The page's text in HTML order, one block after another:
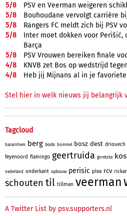
5/8
PSV en Veerman weigeren
5/8
Bouhoudane vervolgt carrière
5/8
Rangers FC meldt zich bij PSV
5/8
Inter moet dokken voor
Barça
5/8
PSV Vrouwen bereiken finale
4/8
KNVB zet Bos op wedstrijd
4/8 Heb jij Mijnans al in je
Stel hier in welk nieuws jij belangrijk
Tagcloud
basarnhem berg bodo bommel bosz dest driouech
feyenoord flamingo geertruida goretzka
nederland onderkant opbouw perisic plea rcv
schouten til tillman veerman
A Twitter List by psv.supporters.nl